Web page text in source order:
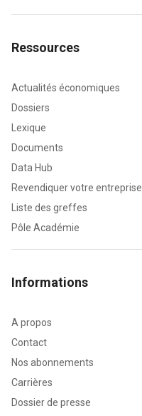
Ressources
Actualités économiques
Dossiers
Lexique
Documents
Data Hub
Revendiquer votre entreprise
Liste des greffes
Pôle Académie
Informations
A propos
Contact
Nos abonnements
Carrières
Dossier de presse